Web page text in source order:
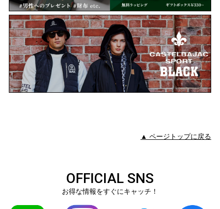
▲ ページトップに戻る
OFFICIAL SNS
お得な情報をすぐにキャッチ！